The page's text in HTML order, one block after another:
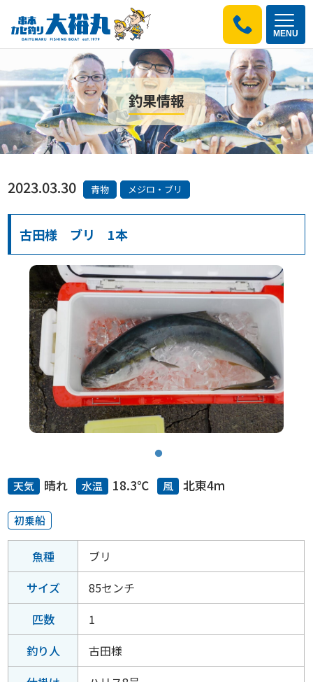
MENU
釣果情報
2023.03.30 青物 メジロ・ブリ
古田様 ブリ 1本
天気 晴れ 水温 18.3℃ 風 北東4m
初乗船
魚種
ブリ
サイズ
85センチ
匹数
1
釣り人
古田様